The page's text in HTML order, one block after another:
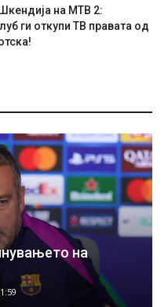
на МТВ 2:
ги откупи ТВ правата од
на